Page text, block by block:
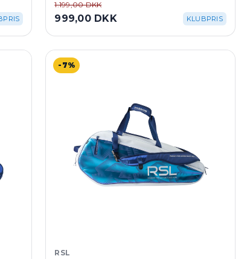
1.199,00 DKK
999,00 DKK KLUBPRIS
-7%
RSL